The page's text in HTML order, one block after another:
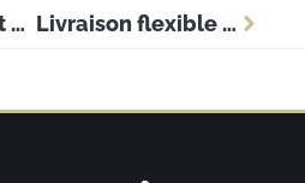
SMIC horaire net 2025 : le montant exact pour calculer votre salaire Livraison flexible : la définition pour optimiser votre stratégie logistique e-commerce